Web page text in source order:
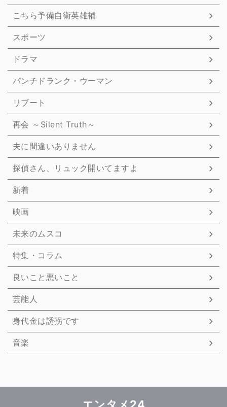
こちら予備自衛英雄補
スポーツ
ドラマ
パンチドランク・ウーマン
リブート
再会 ～Silent Truth～
夫に間違いありません
探偵さん、リュック開いてますよ
新着
映画
未来のムスコ
特集・コラム
良いこと悪いこと
芸能人
身代金は誘拐です
音楽